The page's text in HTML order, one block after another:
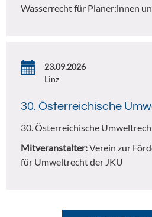
Wasserrecht für Planer:innen
23.09.2026
Linz
30. Österreichische
30. Österreichische
Mitveranstalter:Verein zur
für Umweltrecht der JKU